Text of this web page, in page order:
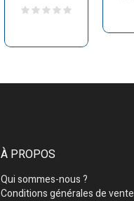
À PROPOS
Qui sommes-nous ?
Conditions générales de vente